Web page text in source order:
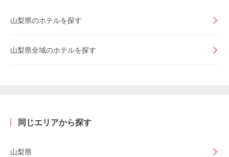
山梨県のホテルを探す
山梨県全域のホテルを探す
同じエリアから探す
山梨県